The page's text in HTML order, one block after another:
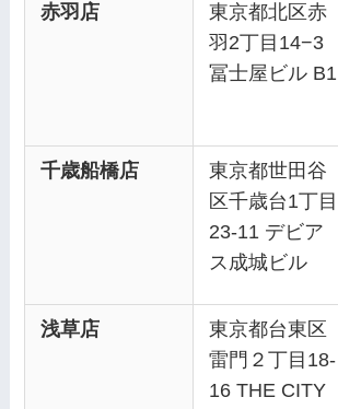
赤羽店
東京都北区赤
羽2丁目14−3
冨士屋ビル B1
千歳船橋店
東京都世田谷
区千歳台1丁目
23-11 デビア
ス成城ビル
浅草店
東京都台東区
雷門２丁目18-
16 THE CITY